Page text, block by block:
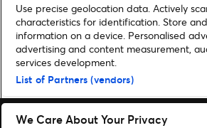
Home Musik
Norah Jones bringt ihr Album
Deutschland | Presale-Tickets
Use precise geolocation data. Actively
characteristics for identification. Store
information on a device. Personalised
advertising and content measurement,
services development.
List of Partners (vendors)
We Care About Your Privacy